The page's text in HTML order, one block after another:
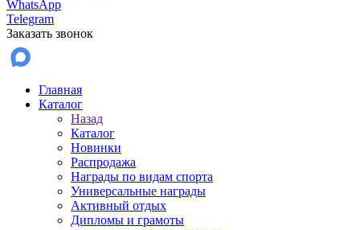
WhatsApp
Telegram
Заказать звонок
Главная
Каталог
Назад
Каталог
Новинки
Распродажа
Награды по видам спорта
Универсальные награды
Активный отдых
Дипломы и грамоты